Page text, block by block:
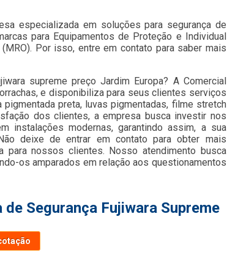
especializada em soluções para segurança de
para Equipamentos de Proteção e Individual
Por isso, entre em contato para saber mais
supreme preço Jardim Europa? A Comercial
e disponibiliza para seus clientes serviços
preta, luvas pigmentadas, filme stretch
dos clientes, a empresa busca investir nos
instalações modernas, garantindo assim, a sua
deixe de entrar em contato para obter mais
para nossos clientes. Nosso atendimento busca
os amparados em relação aos questionamentos
Segurança Fujiwara Supreme